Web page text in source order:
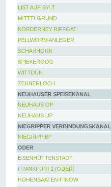
LIST AUF SYLT
MITTELGRUND
NORDERNEY RIFFGAT
PELLWORM ANLEGER
SCHARHÖRN
SPIEKEROOG
WITTDÜN
ZEHNERLOCH
NEUHAUSER SPEISEKANAL
NEUHAUS OP
NEUHAUS UP
NIEGRIPPER VERBINDUNGSKANAL
NIEGRIPP BP
ODER
EISENHÜTTENSTADT
FRANKFURT1 (ODER)
HOHENSAATEN-FINOW